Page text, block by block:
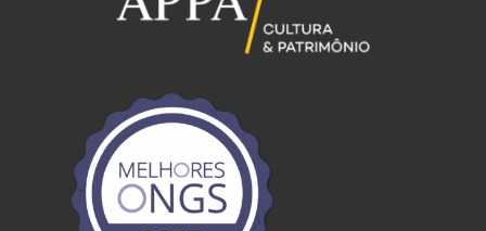
Texto: Fundação Clóvis Salgado